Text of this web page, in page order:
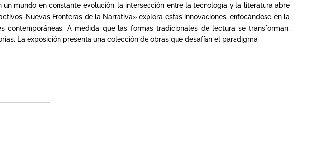
un mundo en constante evolución, la intersección entre la tecnología y la literatura abre
Nuevas Fronteras de la Narrativa» explora estas innovaciones, enfocándose en la
A medida que las formas tradicionales de lectura se transforman,
La exposición presenta una colección de obras que desafían el paradigma